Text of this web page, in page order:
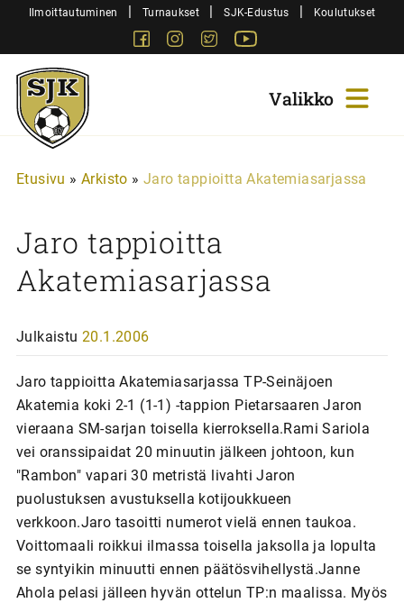
SiirryIlmoittautuminen | Turnaukset | SJK-Edustus | Koulutukset
FacebookInstagram
Twitter
Sjk-
Juniorit
Etusivu » Arkisto » Jaro tappioitta Akatemiasarjassa
Jaro tappioitta
Akatemiasarjassa
Julkaistu 20.1.2006
Jaro tappioitta Akatemiasarjassa TP-Seinäjoen
Akatemia koki 2-1 (1-1) -tappion Pietarsaaren Jaron
vieraana SM-sarjan toisella kierroksella.Rami Sariola
vei oranssipaidat 20 minuutin jälkeen johtoon, kun
"Rambon" vapari 30 metristä livahti Jaron
puolustuksen avustuksella kotijoukkueen
verkkoon.Jaro tasoitti numerot vielä ennen taukoa.
Voittomaali roikkui ilmassa toisella jaksolla ja lopulta
se syntyikin minuutti ennen päätösvihellystä.Janne
Ahola pelasi jälleen hyvän ottelun TP:n maalissa. Myös